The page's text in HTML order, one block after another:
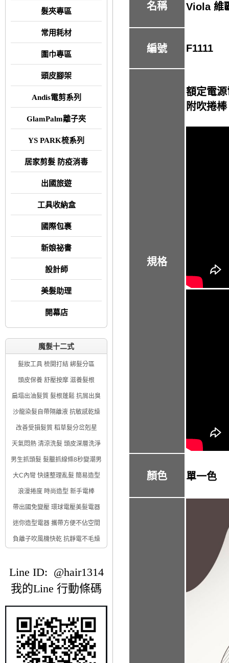
髮夾專區
常用耗材
圍巾專區
頭皮腳架
Andis電剪系列
GlamPalm離子夾
YS PARK梳系列
居家剪髮 防疫消毒
出國旅遊
工具收納盒
國際包裹
新娘祕書
設計師
美髮助理
開幕店
魔髮十二式
髮妝工具 梳開打結 綁髮分區
頭皮保養 舒壓按摩 滋養髮根
扁塌出油髮質 髮根蓬鬆 抗屑出臭
沙龍染髮自帶隔離液 抗敏感乾燥
改善受損髮質 稻草髮分岔剋星
天氣悶熱 清涼洗髮 頭皮深層洗淨
男生抓頭髮 髮臘抓線條8秒變潮男
大C內彎 快速整理亂髮 簡易造型
浪漫捲度 時尚造型 新手電棒
帶出國免變壓 環球電壓美髮電器
迷你造型電器 攜帶方便不佔空間
負離子吹風機快乾 抗靜電不毛燥
Line ID: @hair1314
我的Line 行動條碼
名稱 Viola 維
編號 F1111
規格
額定電
附吹捲棒
顏色 單一色